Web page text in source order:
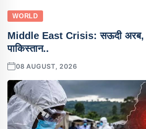
WORLD
Middle East Crisis: सऊदी अरब,
पाकिस्तान..
08 AUGUST, 2026